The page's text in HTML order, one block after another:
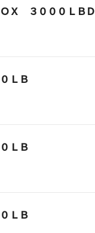
Ｘ ３０００ＬＢＤ
ＬＢ
ＬＢ
ＬＢ